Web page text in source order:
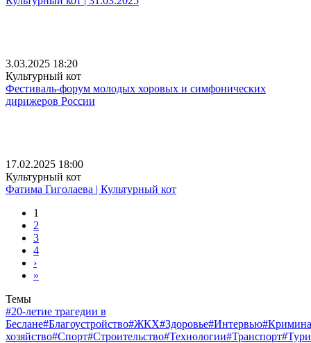
3.03.2025 18:20
Культурный кот
Фестиваль-форум молодых хоровых и симфонических
дирижеров России
17.02.2025 18:00
Культурный кот
Фатима Гиголаева | Культурный кот
1
2
3
4
›
»
Темы
#20-летие трагедии в
Беслане#Благоустройство#ЖКХ#Здоровье#Интервью
хозяйство#Спорт#Строительство#Технологии#Транспорт